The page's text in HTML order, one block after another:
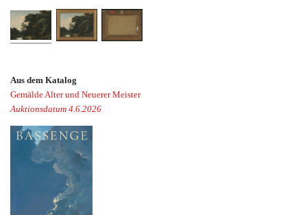
Aus dem Katalog
Gemälde Alter und Neuerer Meister
Auktionsdatum 4.6.2026